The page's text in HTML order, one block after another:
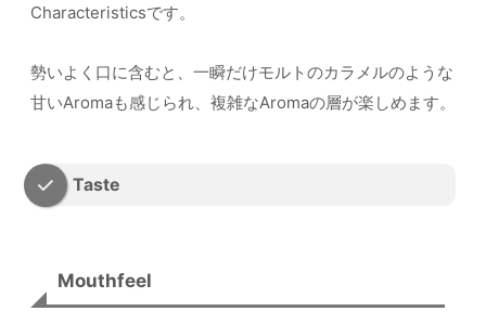
Characteristicsです。
勢いよく口に含むと、一瞬だけモルトのカラメルのような
甘いAromaも感じられ、複雑なAromaの層が楽しめます。
Taste
Mouthfeel